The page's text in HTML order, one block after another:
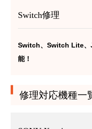
Switch修理
Switch、Switch Lite、
能！
修理対応機種一